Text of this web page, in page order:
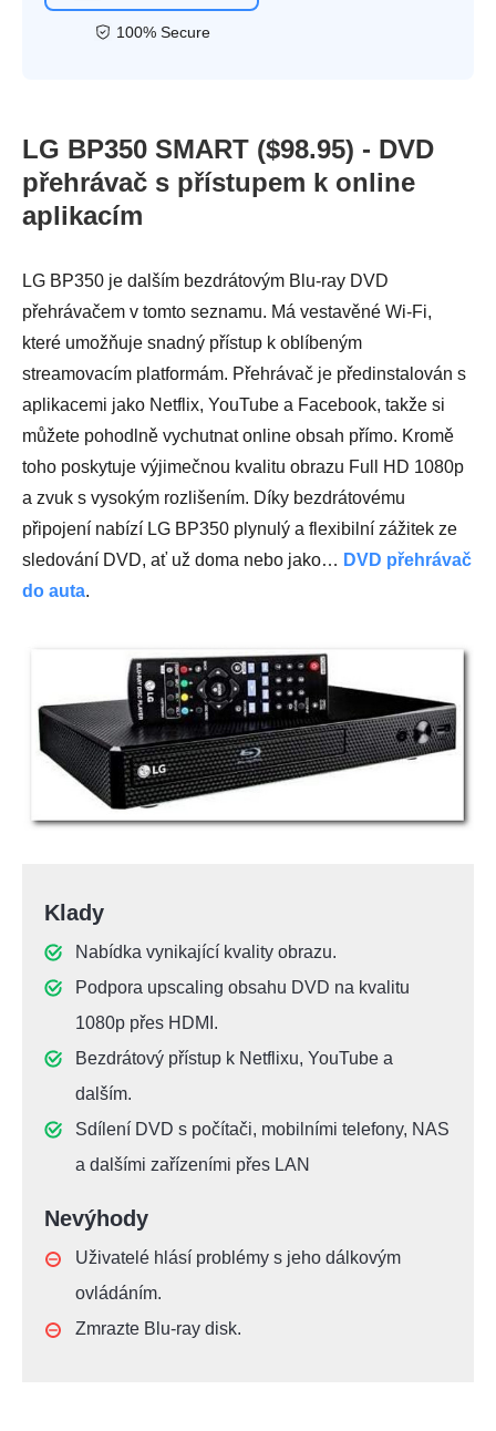
100% Secure
LG BP350 SMART ($98.95) - DVD
přehrávač s přístupem k online
aplikacím
LG BP350 je dalším bezdrátovým Blu-ray DVD
přehrávačem v tomto seznamu. Má vestavěné Wi-Fi,
které umožňuje snadný přístup k oblíbeným
streamovacím platformám. Přehrávač je předinstalován s
aplikacemi jako Netflix, YouTube a Facebook, takže si
můžete pohodlně vychutnat online obsah přímo. Kromě
toho poskytuje výjimečnou kvalitu obrazu Full HD 1080p
a zvuk s vysokým rozlišením. Díky bezdrátovému
připojení nabízí LG BP350 plynulý a flexibilní zážitek ze
sledování DVD, ať už doma nebo jako… DVD přehrávač
do auta.
Klady
Nabídka vynikající kvality obrazu.
Podpora upscaling obsahu DVD na kvalitu
1080p přes HDMI.
Bezdrátový přístup k Netflixu, YouTube a
dalším.
Sdílení DVD s počítači, mobilními telefony, NAS
a dalšími zařízeními přes LAN
Nevýhody
Uživatelé hlásí problémy s jeho dálkovým
ovládáním.
Zmrazte Blu-ray disk.